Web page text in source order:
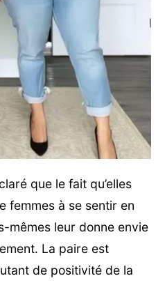
que le fait qu’elles
femmes à se sentir en
mêmes leur donne envie
La paire est
de positivité de la